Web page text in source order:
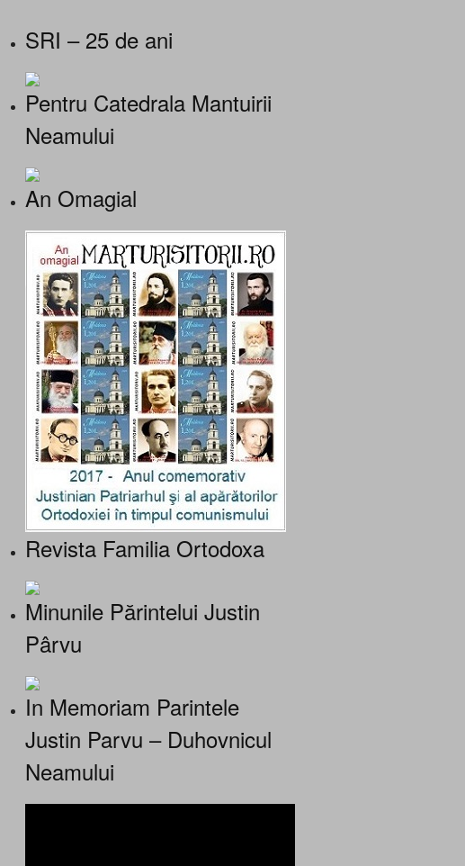
SRI – 25 de ani
Pentru Catedrala Mantuirii
Neamului
An Omagial
Revista Familia Ortodoxa
Minunile Părintelui Justin
Pârvu
In Memoriam Parintele
Justin Parvu – Duhovnicul
Neamului